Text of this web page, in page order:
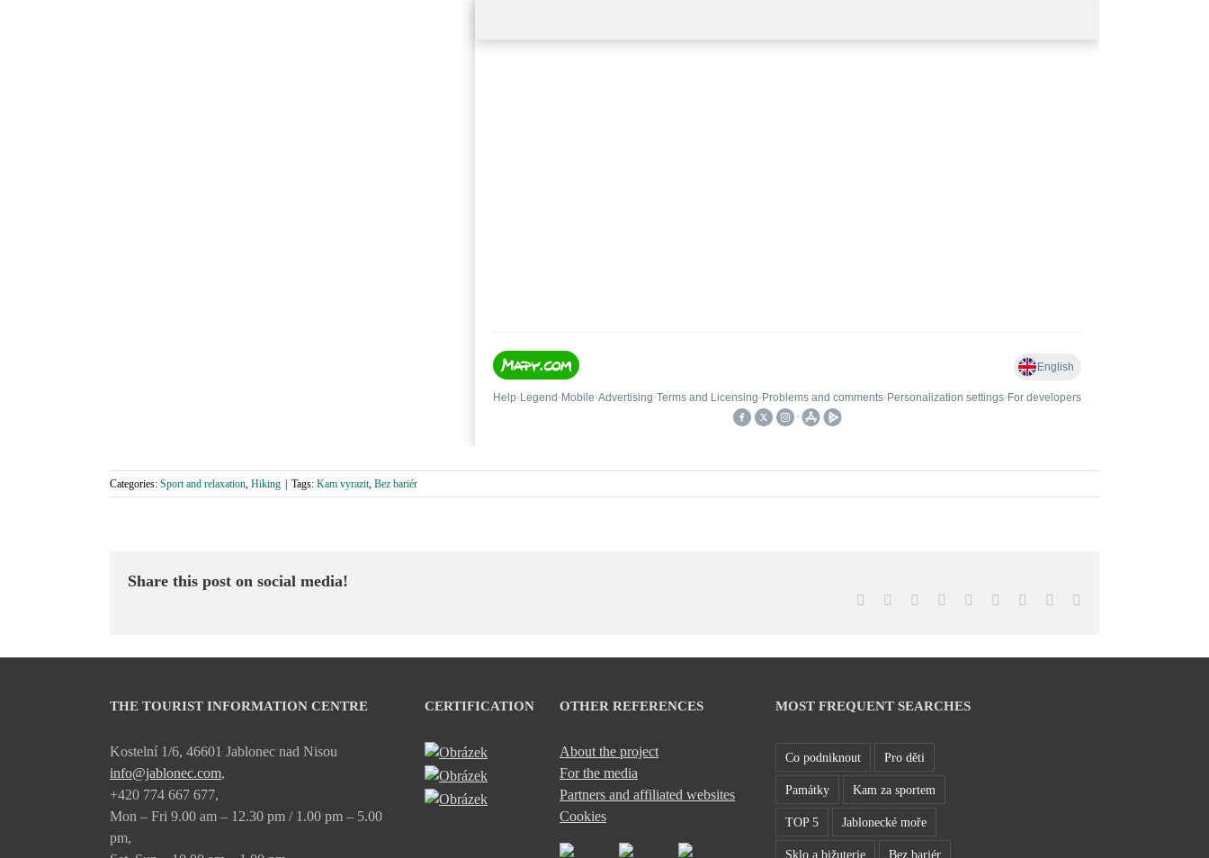
Categories: Sport and relaxation, Hiking Tags: Kam vyrazit, Bez bariér
Share this post on social media!
Facebook Reddit LinkedInWhatsApp
TumblrPinterest
THE TOURIST INFORMATION CENTRE
Kostelní 1/6, 46601 Jablonec nad Nisou
info@jablonec.com,
+420 774 667 677,
Mon – Fri 9.00 am – 12.30 pm / 1.00 pm – 5.00
pm,
CERTIFICATION OTHER REFERENCES
About the project
For the media
Partners and affiliated websites
Cookies
MOST FREQUENT SEARCHES
Co podniknout Pro děti
Památky Kam za sportem
TOP 5 Jablonecké moře
Sklo a bižuterie Bez bariér